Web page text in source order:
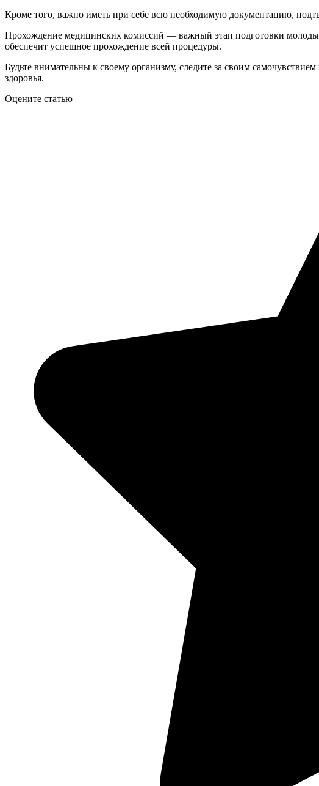
Кроме того, важно иметь при себе всю необходимую документацию,
Прохождение медицинских комиссий — важный этап подготовки
обеспечит успешное прохождение всей процедуры.
Будьте внимательны к своему организму, следите за своим
здоровья.
Оцените статью